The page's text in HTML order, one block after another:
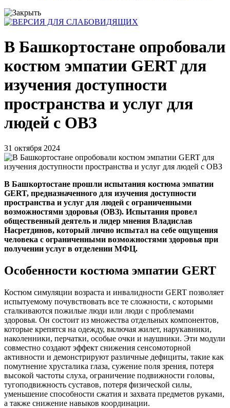
В Башкортостане опробовали
костюм эмпатии GERT для
изучения доступности
пространства и услуг для
людей с ОВЗ
31 октября 2024
В Башкортостане прошли испытания костюма эмпатии
GERT, предназначенного для изучения доступности
пространства и услуг для людей с ограниченными
возможностями здоровья (ОВЗ). Испытания провел
общественный деятель и лидер мнения Владислав
Насретдинов, который лично испытал на себе ощущения
человека с ограниченными возможностями здоровья при
получении услуг в отделении МФЦ.
Особенности костюма эмпатии GERT
Костюм симуляции возраста и инвалидности GERT позволяет
испытуемому почувствовать все те сложности, с которыми
сталкиваются пожилые люди или люди с проблемами
здоровья. Он состоит из множества отдельных компонентов,
которые крепятся на одежду, включая жилет, нарукавники,
наколенники, перчатки, особые очки и наушники. Эти модули
совместно создают эффект снижения сенсомоторной
активности и демонстрируют различные дефициты, такие как
помутнение хрусталика глаза, сужение поля зрения, потеря
высокой частоты слуха, ограничение подвижности головы,
тугоподвижность суставов, потеря физической силы,
уменьшение способности сжатия и захвата предметов руками,
а также снижение навыков координации.